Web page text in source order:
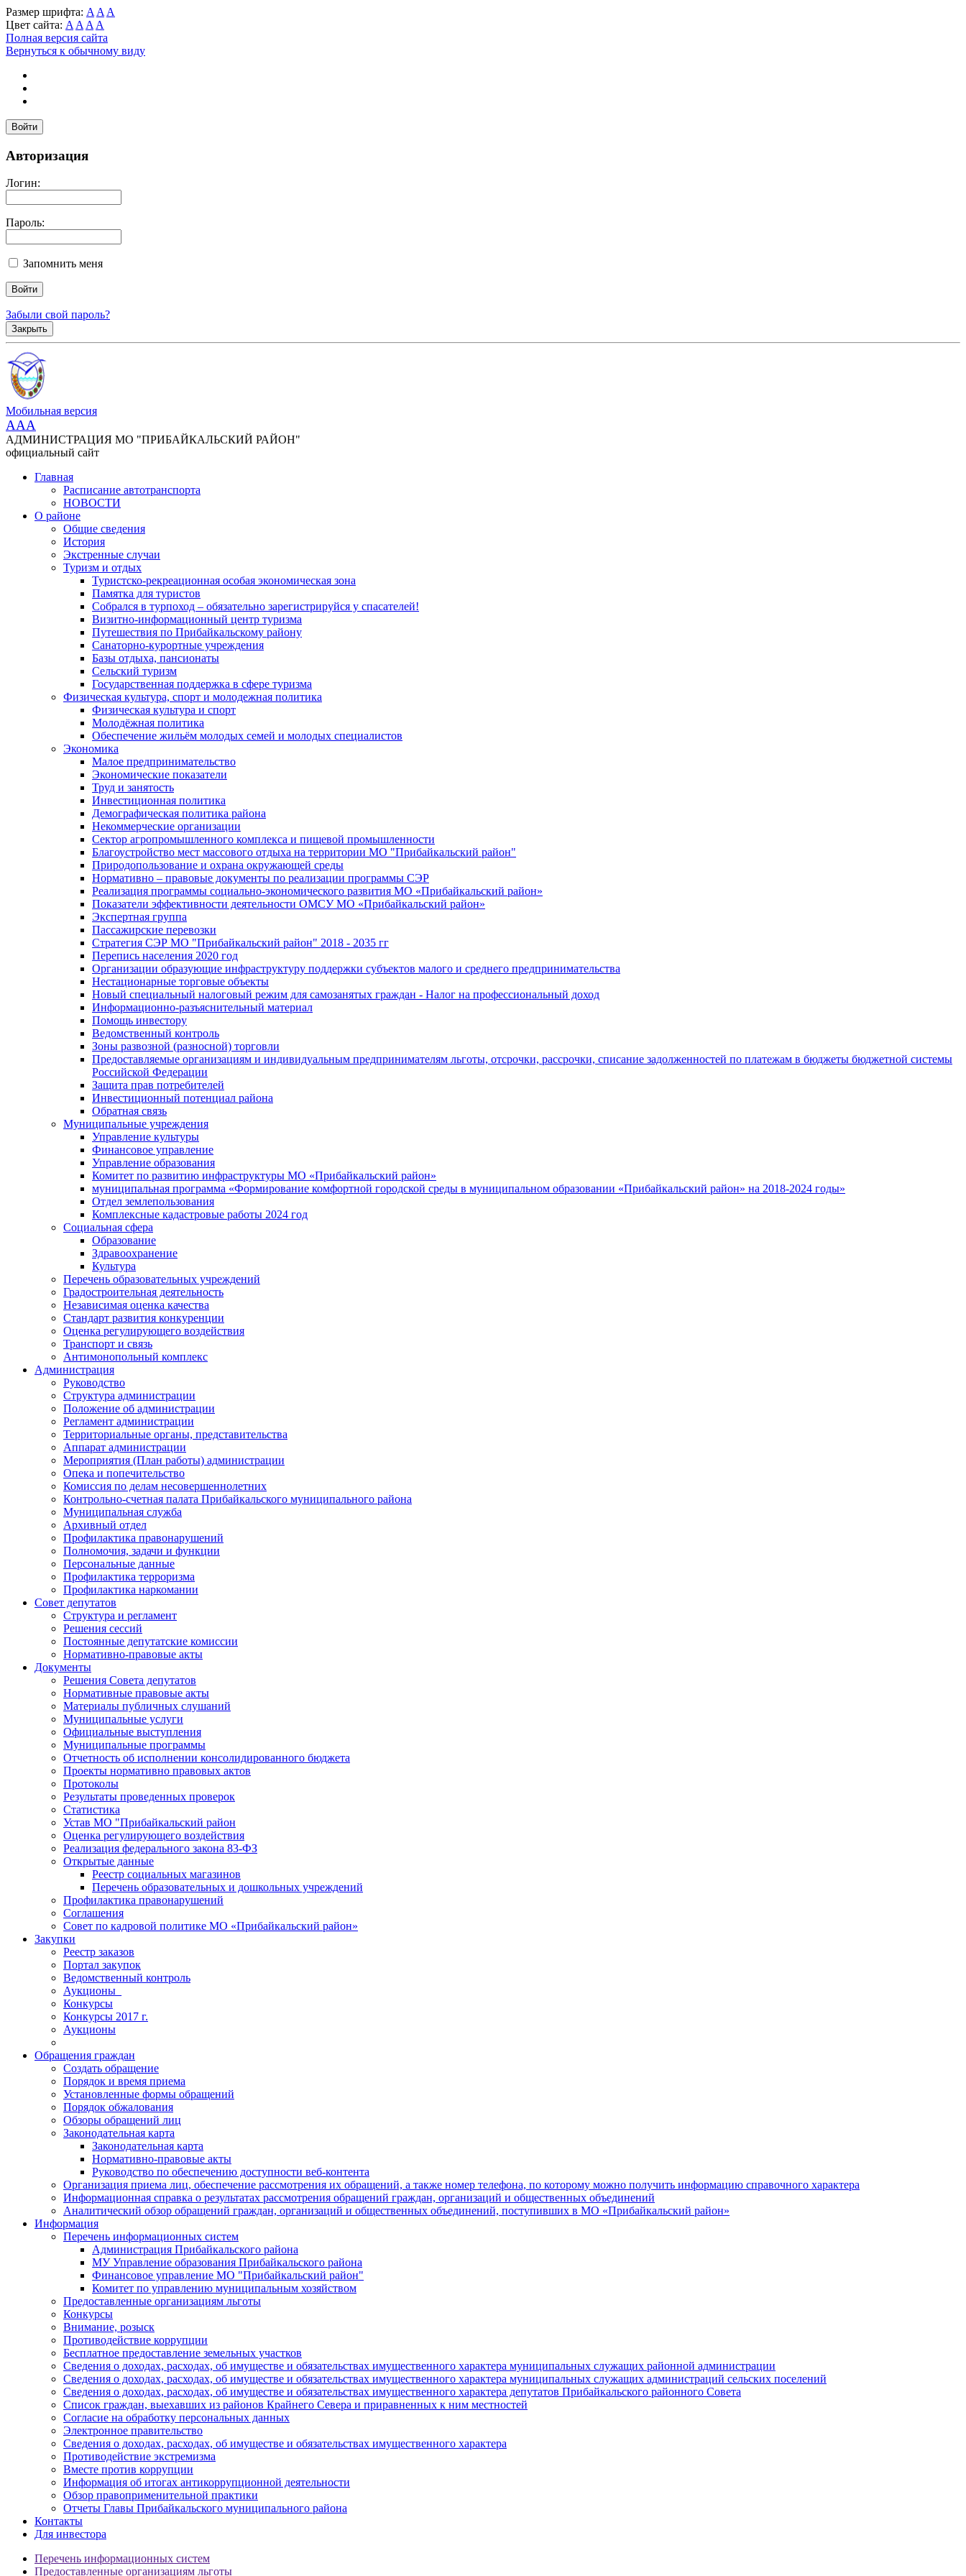
Размер шрифта: A A A
Цвет сайта: A A A A
Полная версия сайта
Вернуться к обычному виду
Войти
Авторизация
Логин:
Пароль:
Запомнить меня
Забыли свой пароль?
Закрыть
Мобильная версия
AAA
АДМИНИСТРАЦИЯ МО "ПРИБАЙКАЛЬСКИЙ РАЙОН"
официальный сайт
Главная
Расписание автотранспорта
НОВОСТИ
О районе
Общие сведения
История
Экстренные случаи
Туризм и отдых
Туристско-рекреационная особая экономическая зона
Памятка для туристов
Собрался в турпоход – обязательно зарегистрируйся у спасателей!
Визитно-информационный центр туризма
Путешествия по Прибайкальскому району
Санаторно-курортные учреждения
Базы отдыха, пансионаты
Сельский туризм
Государственная поддержка в сфере туризма
Физическая культура, спорт и молодежная политика
Физическая культура и спорт
Молодёжная политика
Обеспечение жильём молодых семей и молодых специалистов
Экономика
Малое предпринимательство
Экономические показатели
Труд и занятость
Инвестиционная политика
Демографическая политика района
Некоммерческие организации
Сектор агропромышленного комплекса и пищевой промышленности
Благоустройство мест массового отдыха на территории МО "Прибайкальский район"
Природопользование и охрана окружающей среды
Нормативно – правовые документы по реализации программы СЭР
Реализация программы социально-экономического развития МО «Прибайкальский район»
Показатели эффективности деятельности ОМСУ МО «Прибайкальский район»
Экспертная группа
Пассажирские перевозки
Стратегия СЭР МО "Прибайкальский район" 2018 - 2035 гг
Перепись населения 2020 год
Организации образующие инфраструктуру поддержки субъектов малого и среднего предпринимательства
Нестационарные торговые объекты
Новый специальный налоговый режим для самозанятых граждан - Налог на профессиональный доход
Информационно-разъяснительный материал
Помощь инвестору
Ведомственный контроль
Зоны развозной (разносной) торговли
Предоставляемые организациям и индивидуальным предпринимателям льготы, отсрочки, рассрочки, списание задолженностей по платежам в бюджеты бюджетной системы
Российской Федерации
Защита прав потребителей
Инвестиционный потенциал района
Обратная связь
Муниципальные учреждения
Управление культуры
Финансовое управление
Управление образования
Комитет по развитию инфраструктуры МО «Прибайкальский район»
муниципальная программа «Формирование комфортной городской среды в муниципальном образовании «Прибайкальский район» на 2018-2024 годы»
Отдел землепользования
Комплексные кадастровые работы 2024 год
Социальная сфера
Образование
Здравоохранение
Культура
Перечень образовательных учреждений
Градостроительная деятельность
Независимая оценка качества
Стандарт развития конкуренции
Оценка регулирующего воздействия
Транспорт и связь
Антимонопольный комплекс
Администрация
Руководство
Структура администрации
Положение об администрации
Регламент администрации
Территориальные органы, представительства
Аппарат администрации
Мероприятия (План работы) администрации
Опека и попечительство
Комиссия по делам несовершеннолетних
Контрольно-счетная палата Прибайкальского муниципального района
Муниципальная служба
Архивный отдел
Профилактика правонарушений
Полномочия, задачи и функции
Персональные данные
Профилактика терроризма
Профилактика наркомании
Совет депутатов
Структура и регламент
Решения сессий
Постоянные депутатские комиссии
Нормативно-правовые акты
Документы
Решения Совета депутатов
Нормативные правовые акты
Материалы публичных слушаний
Муниципальные услуги
Официальные выступления
Муниципальные программы
Отчетность об исполнении консолидированного бюджета
Проекты нормативно правовых актов
Протоколы
Результаты проведенных проверок
Статистика
Устав МО "Прибайкальский район
Оценка регулирующего воздействия
Реализация федерального закона 83-ФЗ
Открытые данные
Реестр социальных магазинов
Перечень образовательных и дошкольных учреждений
Профилактика правонарушений
Соглашения
Совет по кадровой политике МО «Прибайкальский район»
Закупки
Реестр заказов
Портал закупок
Ведомственный контроль
Аукционы_
Конкурсы
Конкурсы 2017 г.
Аукционы
Обращения граждан
Создать обращение
Порядок и время приема
Установленные формы обращений
Порядок обжалования
Обзоры обращений лиц
Законодательная карта
Законодательная карта
Нормативно-правовые акты
Руководство по обеспечению доступности веб-контента
Организация приема лиц, обеспечение рассмотрения их обращений, а также номер телефона, по которому можно получить информацию справочного характера
Информационная справка о результатах рассмотрения обращений граждан, организаций и общественных объединений
Аналитический обзор обращений граждан, организаций и общественных объединений, поступивших в МО «Прибайкальский район»
Информация
Перечень информационных систем
Администрация Прибайкальского района
МУ Управление образования Прибайкальского района
Финансовое управление МО "Прибайкальский район"
Комитет по управлению муниципальным хозяйством
Предоставленные организациям льготы
Конкурсы
Внимание, розыск
Противодействие коррупции
Бесплатное предоставление земельных участков
Сведения о доходах, расходах, об имуществе и обязательствах имущественного характера муниципальных служащих районной администрации
Сведения о доходах, расходах, об имуществе и обязательствах имущественного характера муниципальных служащих администраций сельских поселений
Сведения о доходах, расходах, об имуществе и обязательствах имущественного характера депутатов Прибайкальского районного Совета
Список граждан, выехавших из районов Крайнего Севера и приравненных к ним местностей
Согласие на обработку персональных данных
Электронное правительство
Сведения о доходах, расходах, об имуществе и обязательствах имущественного характера
Противодействие экстремизма
Вместе против коррупции
Информация об итогах антикоррупционной деятельности
Обзор правоприменительной практики
Отчеты Главы Прибайкальского муниципального района
Контакты
Для инвестора
Перечень информационных систем
Предоставленные организациям льготы